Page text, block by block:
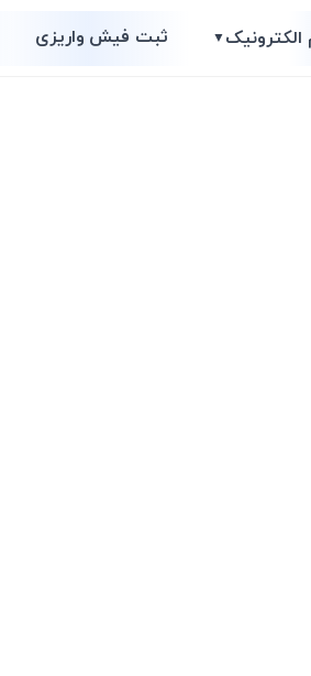
الکترونیک▼ ثبت فیش واریزی